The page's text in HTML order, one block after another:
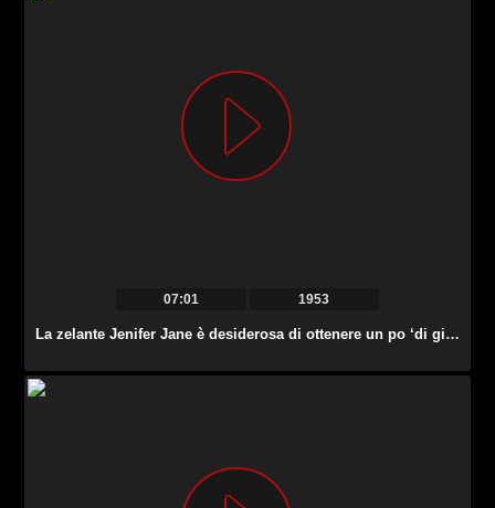
07:01 1953
La zelante Jenifer Jane è desiderosa di ottenere un po ‘di gioia durante il trio di MFF.